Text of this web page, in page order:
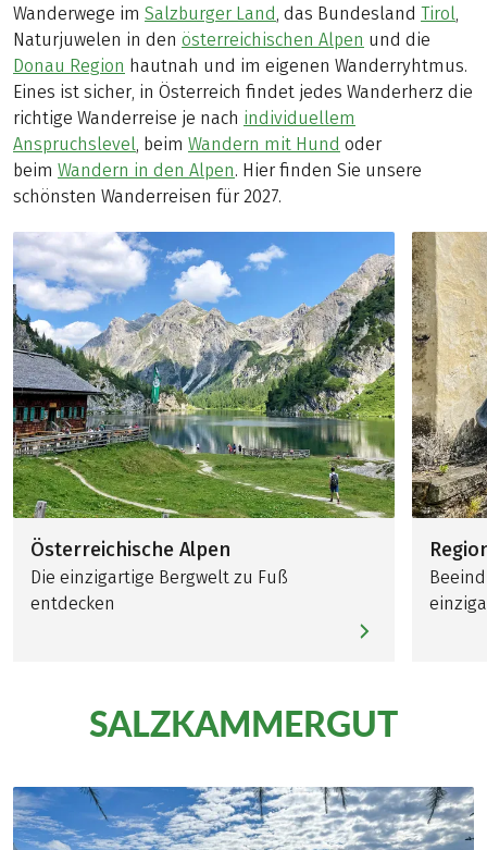
Wanderwege im Salzburger Land , das Bundesland Tirol,
Naturjuwelen in den österreichischen Alpen und die
Donau Region hautnah und im eigenen Wanderryhtmus.
Eines ist sicher, in Österreich findet jedes Wanderherz die
richtige Wanderreise je nach individuellem
Anspruchslevel, beim Wandern mit Hund oder
beim Wandern in den Alpen. Hier finden Sie unsere
schönsten Wanderreisen für 2027.
Österreichische Alpen
Die einzigartige Bergwelt zu Fuß
entdecken
SALZKAMMERGUT